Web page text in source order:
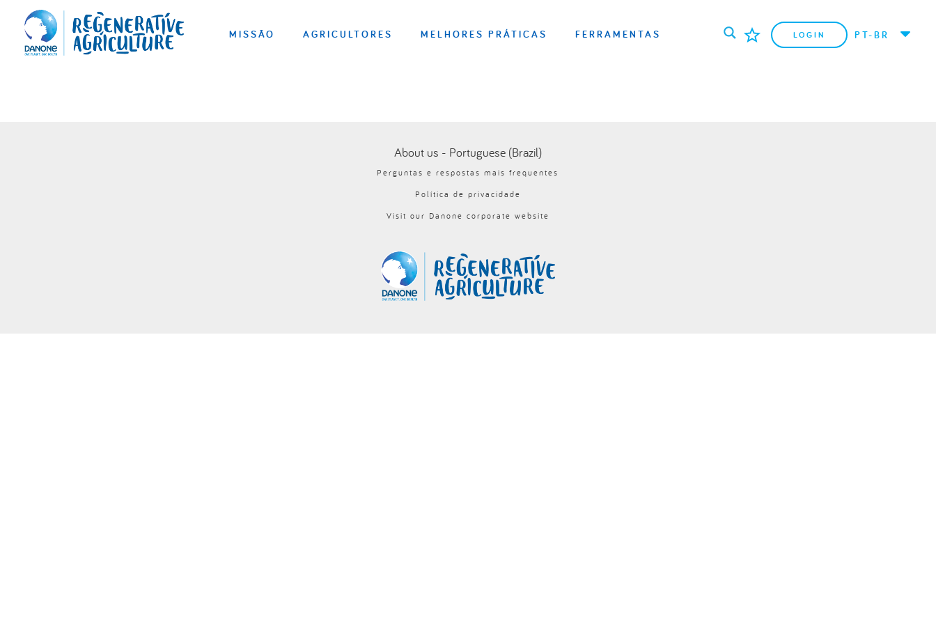
MISSÃO AGRICULTORES MELHORES PRÁTICAS FERRAMENTAS LOGIN PT-BR
About us - Portuguese (Brazil)
Perguntas e respostas mais frequentes
Política de privacidade
Visit our Danone corporate website